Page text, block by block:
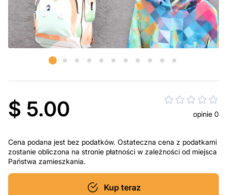
$ 5.00 opinie 0
Cena podana jest bez podatków. Ostateczna cena z podatkami
zostanie obliczona na stronie płatności w zależności od miejsca
Państwa zamieszkania.
Kup teraz